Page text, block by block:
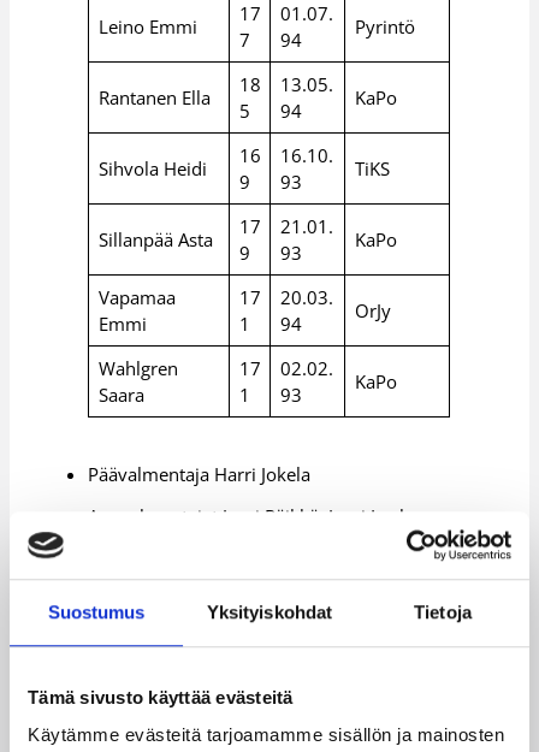
Suostumus Yksityiskohdat Tietoja
Tämä sivusto käyttää evästeitä
Käytämme evästeitä tarjoamamme sisällön ja mainosten
Leino Emmi
17
7
01.07.
94
Pyrintö
Rantanen Ella
18
5
13.05.
94
KaPo
Sihvola Heidi
16
9
16.10.
93
TiKS
Sillanpää Asta
17
9
21.01.
93
KaPo
Vapamaa
Emmi
17
1
20.03.
94
OrJy
Wahlgren
Saara
17
1
02.02.
93
KaPo
Päävalmentaja Harri Jokela
Apuvalmentajat Jussi Räikkä, Jussi Laakso
Suomen alle 16-vuotiaiden poikien joukkue
EYOF-kisoissa 20.-25.7.
NIMI CM SYNT. SEURA